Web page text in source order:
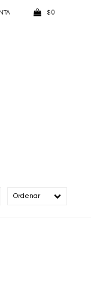
$ 0